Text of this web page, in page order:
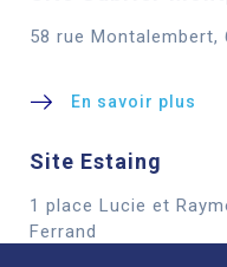
58 rue Montalembert,
En savoir plus
Site Estaing
1 place Lucie et
Ferrand